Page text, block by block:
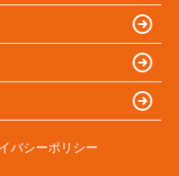
バシーポリシー